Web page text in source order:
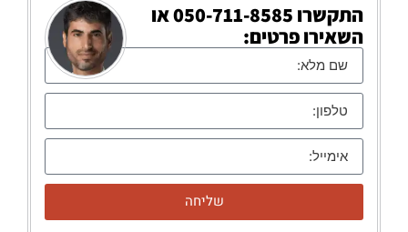
התקשרו 050-711-8585או
השאירו פרטים:
שליחה